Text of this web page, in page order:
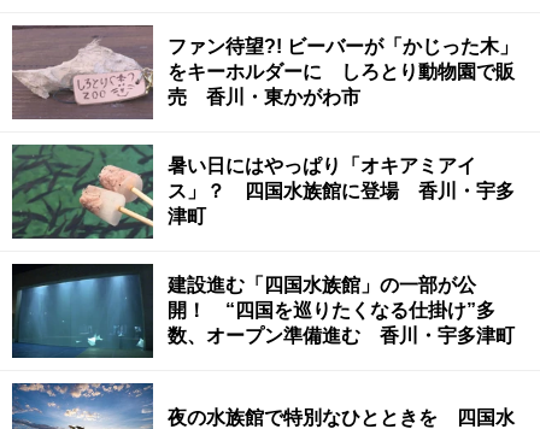
ファン待望?! ビーバーが「かじった木」
をキーホルダーに しろとり動物園で販
売 香川・東かがわ市
暑い日にはやっぱり「オキアミアイ
ス」？ 四国水族館に登場 香川・宇多
津町
建設進む「四国水族館」の一部が公
開！ “四国を巡りたくなる仕掛け”多
数、オープン準備進む 香川・宇多津町
夜の水族館で特別なひとときを 四国水